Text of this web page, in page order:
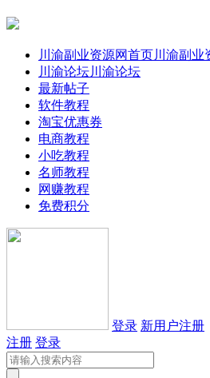
川渝副业资源网首页川渝副业
川渝论坛川渝论坛
最新帖子
软件教程
淘宝优惠券
电商教程
小吃教程
名师教程
网赚教程
免费积分
登录 新用户注册
注册 登录